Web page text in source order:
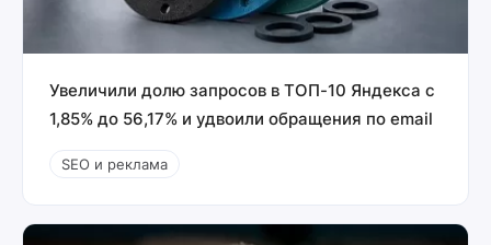
Увеличили долю запросов в ТОП-10 Яндекса с
1,85% до 56,17% и удвоили обращения по email
SEO и реклама